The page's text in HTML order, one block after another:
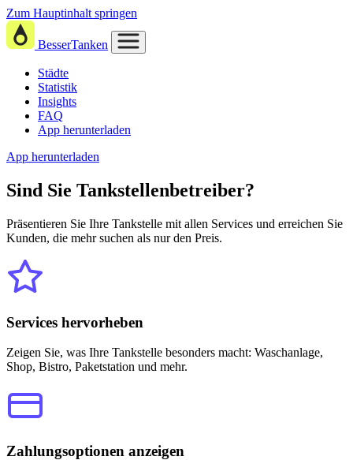
Zum Hauptinhalt springen
BesserTanken
Städte
Statistik
Insights
FAQ
App herunterladen
App herunterladen
Sind Sie Tankstellenbetreiber?
Präsentieren Sie Ihre Tankstelle mit allen Services und erreichen Sie
Kunden, die mehr suchen als nur den Preis.
Services hervorheben
Zeigen Sie, was Ihre Tankstelle besonders macht: Waschanlage,
Shop, Bistro, Paketstation und mehr.
Zahlungsoptionen anzeigen